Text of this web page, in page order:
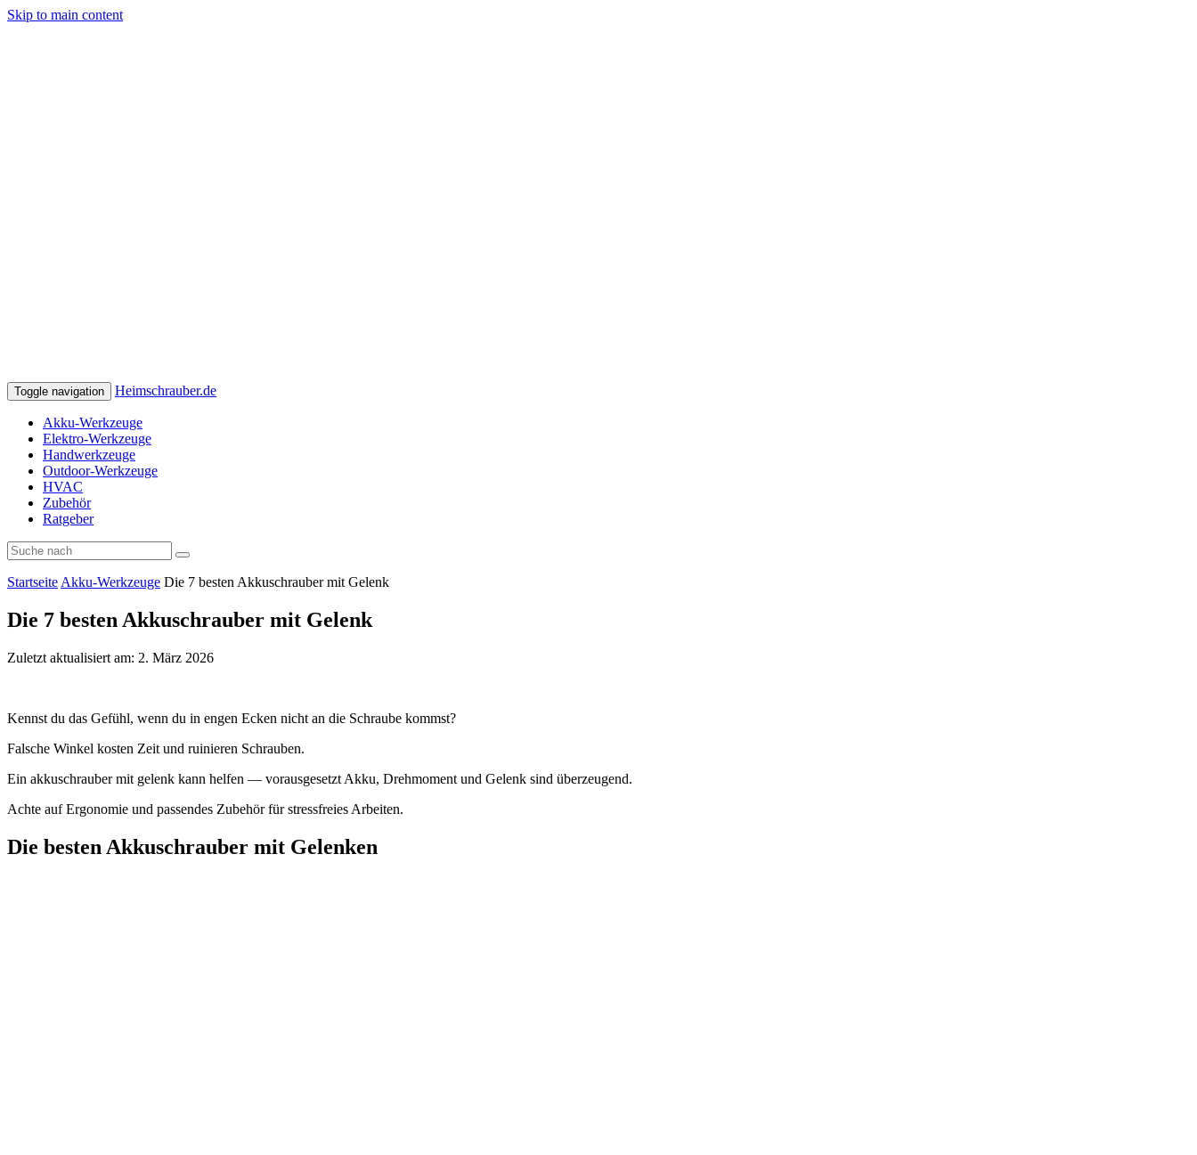
Skip to main content
Toggle navigation Heimschrauber.de
Akku-Werkzeuge
Elektro-Werkzeuge
Handwerkzeuge
Outdoor-Werkzeuge
HVAC
Zubehör
Ratgeber
Startseite Akku-Werkzeuge Die 7 besten Akkuschrauber mit Gelenk
Die 7 besten Akkuschrauber mit Gelenk
Zuletzt aktualisiert am: 2. März 2026
Kennst du das Gefühl, wenn du in engen Ecken nicht an die Schraube kommst?
Falsche Winkel kosten Zeit und ruinieren Schrauben.
Ein akkuschrauber mit gelenk kann helfen — vorausgesetzt Akku, Drehmoment und Gelenk sind überzeugend.
Achte auf Ergonomie und passendes Zubehör für stressfreies Arbeiten.
Die besten Akkuschrauber mit Gelenken